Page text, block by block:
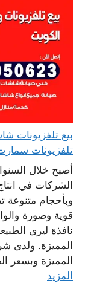
تلفزيونات
أصبح خلال
الشركات في
قوية وصورة
نافذة ليرى
المميزة. ولدى
المميزة وبسعر
المزيد